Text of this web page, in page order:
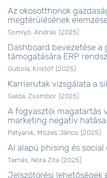
Az okosotthonok
megtérülésének
Somlyó, András (2025)
Dashboard bevezetése
támogatására ERP
Gubola, Kristóf (2025)
Karrierutak vizsgálata a
Galda, Zsombor (2025)
A fogyasztói magatartás
marketing negatív
Patyanik, Mózes János (2025)
AI alapú phising és
Tamás, Nóra Zita (2025)
Jelszótörési lehetőségek